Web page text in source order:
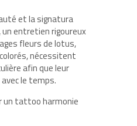
et la signatura
entretien rigoureux
fleurs de lotus,
nécessitent
afin que leur
le temps.
un tattoo harmonie